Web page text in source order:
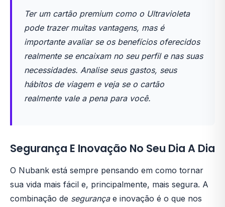
Ter um cartão premium como o Ultravioleta
pode trazer muitas vantagens, mas é
importante avaliar se os benefícios oferecidos
realmente se encaixam no seu perfil e nas suas
necessidades. Analise seus gastos, seus
hábitos de viagem e veja se o cartão
realmente vale a pena para você.
Segurança E Inovação No Seu Dia A Dia
O Nubank está sempre pensando em como tornar
sua vida mais fácil e, principalmente, mais segura. A
combinação de segurançae inovação é o que nos